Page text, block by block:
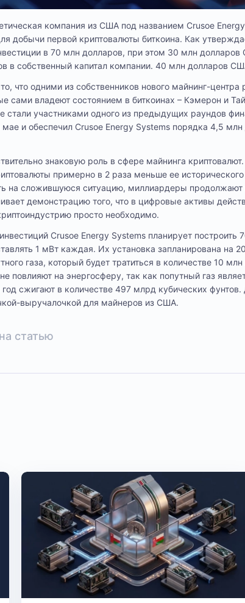
компания из США под названием Crusoe
добычи первой криптовалюты биткоина. Как
в 70 млн долларов, при этом 30 млн
в собственный капитал компании. 40 млн долларов
что одними из собственников нового майнинг-центра
сами владеют состоянием в биткоинах – Кэмерон и
стали участниками одного из предыдущих раундов
и обеспечил Crusoe Energy Systems порядка 4,5
знаковую роль в сфере майнинга
примерно в 2 раза меньше ее
на сложившуюся ситуацию, миллиардеры
демонстрацию того, что в цифровые активы
просто необходимо.
Crusoe Energy Systems планирует построить
1 мВт каждая. Их установка запланирована на
газа, который будет тратиться в количестве 10
повлияют на энергосферу, так как попутный газ
сжигают в количестве 497 млрд кубических
выручалочкой для майнеров из США.
статью